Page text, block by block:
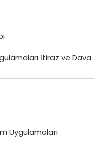
İtiraz ve Dava
Uygulamaları